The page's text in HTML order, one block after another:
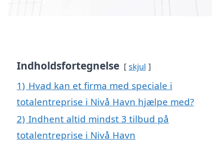
Indholdsfortegnelse skjul
1) Hvad kan et firma med speciale i
totalentreprise i Nivå Havn hjælpe med?
2) Indhent altid mindst 3 tilbud på
totalentreprise i Nivå Havn